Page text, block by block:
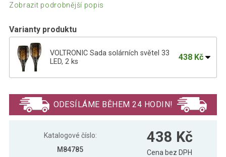
Zobrazit podrobnější popis
Varianty produktu
VOLTRONIC Sada solárních světel 33
LED, 2 ks
438 Kč
4 ks
ODESÍLÁME BĚHEM 24 HODIN!
Katalogové číslo:
M84785
438 Kč
Cena bez DPH